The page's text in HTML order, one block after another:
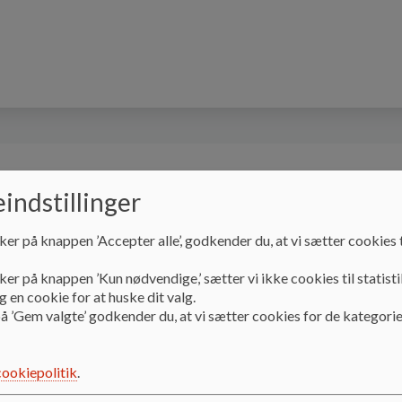
og det pædagogiske arbejde
Forside Digital pladsanvisning
Digital pladsanvisning
https://www.nyborg.dk/da/Borger/B%c3%b8rn-
på knappen ’Accepter alle’, godkender du, at vi sætter
på knappen ’Kun nødvendige,’ sætter vi ikke cookies til
en cookie for at huske dit valg.
’Gem valgte’ godkender du, at vi sætter cookies for de
.